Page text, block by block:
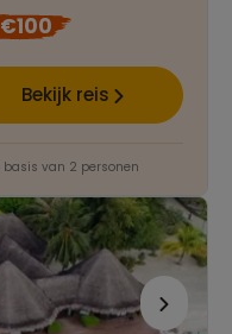
Bekijk reis
basis van 2 personen